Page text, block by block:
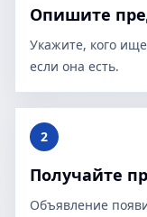
Опишите
Укажите, кого
если она есть.
2
Получайте
Объявление